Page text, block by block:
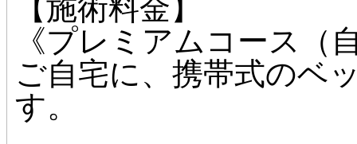
【施術料金】
《プレミアムコース
ご自宅に、携帯式のベ
す。